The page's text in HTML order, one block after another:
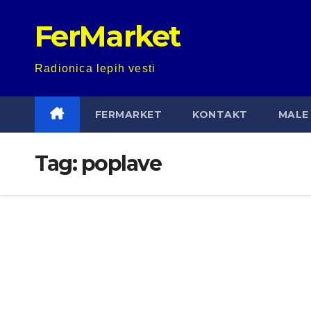
FerMarket
Radionica lepih vesti
FERMARKET KONTAKT MALE
Tag: poplave